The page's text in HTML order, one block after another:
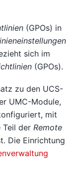
(GPOs) in
sich im
(GPOs).
zu den UCS-
UMC-Module,
mit
Teil der Remote
Die Einrichtung